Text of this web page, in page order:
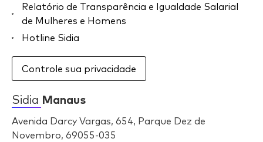
Relatório de Transparência e Igualdade Salarial
de Mulheres e Homens
Hotline Sidia
Controle sua privacidade
Sidia Manaus
Avenida Darcy Vargas, 654, Parque Dez de
Novembro, 69055-035